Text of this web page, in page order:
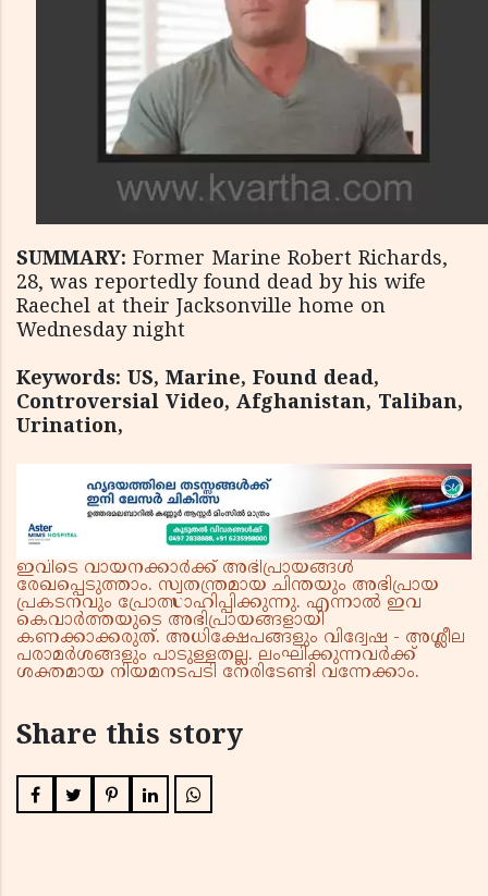
SUMMARY: Former Marine Robert Richards,
28, was reportedly found dead by his wife
Raechel at their Jacksonville home on
Wednesday night
Keywords: US, Marine, Found dead,
Controversial Video, Afghanistan, Taliban,
Urination,
ഇവിടെ വായനക്കാർക്ക് അഭിപ്രായങ്ങൾ
രേഖപ്പെടുത്താം. സ്വതന്ത്രമായ ചിന്തയും അഭിപ്രായ
പ്രകടനവും പ്രോത്സാഹിപ്പിക്കുന്നു. എന്നാൽ ഇവ
കെവാർത്തയുടെ അഭിപ്രായങ്ങളായി
കണക്കാക്കരുത്. അധിക്ഷേപങ്ങളും വിദ്വേഷ - അശ്ലീല
പരാമർശങ്ങളും പാടുള്ളതല്ല. ലംഘിക്കുന്നവർക്ക്
ശക്തമായ നിയമനടപടി നേരിടേണ്ടി വന്നേക്കാം.
Share this story